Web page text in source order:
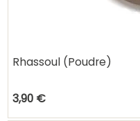
Rhassoul (Poudre)
3,90 €